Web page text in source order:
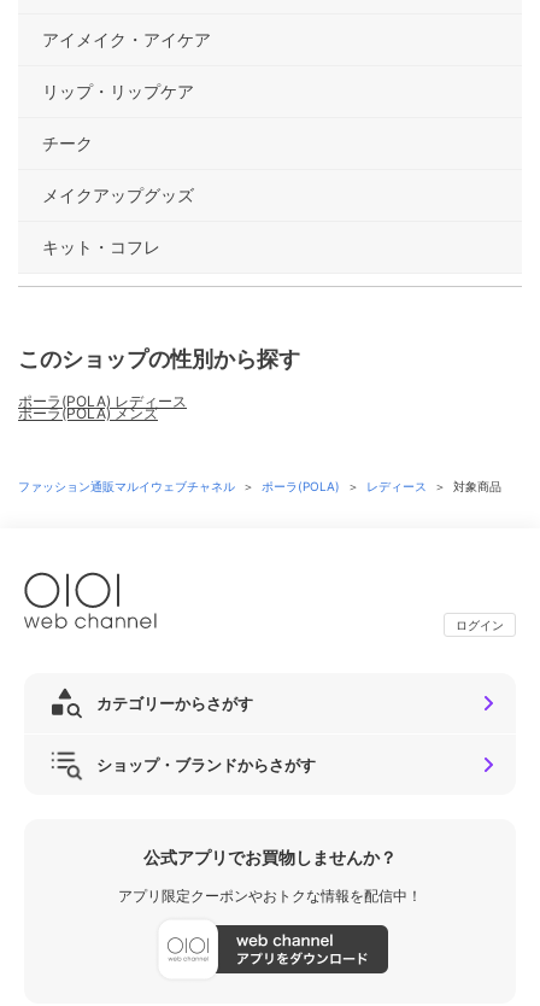
アイメイク・アイケア
リップ・リップケア
チーク
メイクアップグッズ
キット・コフレ
このショップの性別から探す
ポーラ(POLA) レディース
ポーラ(POLA) メンズ
ファッション通販マルイウェブチャネル ＞ ポーラ(POLA) ＞ レディース ＞ 対象商品
ログイン
カテゴリーからさがす
ショップ・ブランドからさがす
公式アプリでお買物しませんか？
アプリ限定クーポンやおトクな情報を配信中！